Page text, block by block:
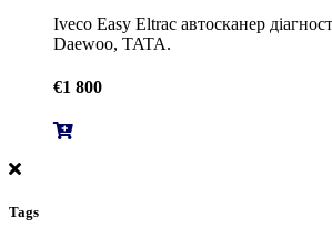
Iveco Easy Eltrac автосканер
Daewoo, TATA.
€1 800
Tags